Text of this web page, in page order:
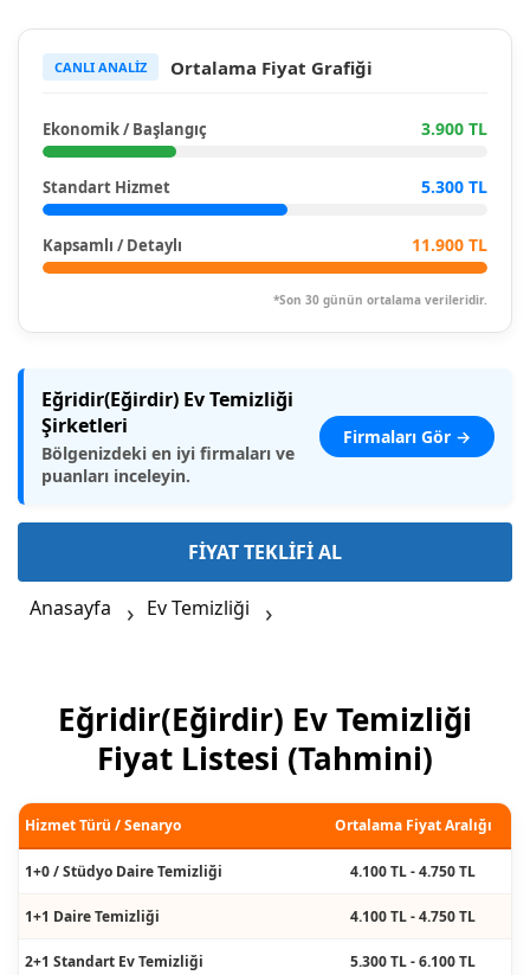
CANLI ANALİZ Ortalama Fiyat Grafiği
Ekonomik / Başlangıç 3.900 TL
Standart Hizmet 5.300 TL
Kapsamlı / Detaylı 11.900 TL
*Son 30 günün ortalama verileridir.
Eğridir(Eğirdir) Ev Temizliği
Şirketleri
Bölgenizdeki en iyi firmaları ve
puanları inceleyin.
Firmaları Gör →
FİYAT TEKLİFİ AL
Anasayfa Ev Temizliği
Eğridir(Eğirdir) Ev Temizliği
Fiyat Listesi (Tahmini)
Hizmet Türü / Senaryo Ortalama Fiyat Aralığı
1+0 / Stüdyo Daire Temizliği 4.100 TL - 4.750 TL
1+1 Daire Temizliği 4.100 TL - 4.750 TL
2+1 Standart Ev Temizliği 5.300 TL - 6.100 TL